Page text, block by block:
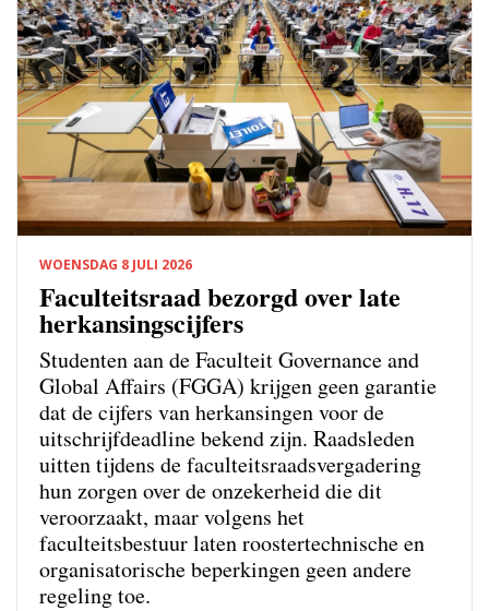
WOENSDAG 8 JULI 2026
Faculteitsraad bezorgd over late
herkansingscijfers
Studenten aan de Faculteit Governance and
Global Affairs (FGGA) krijgen geen garantie
dat de cijfers van herkansingen voor de
uitschrijfdeadline bekend zijn. Raadsleden
uitten tijdens de faculteitsraadsvergadering
hun zorgen over de onzekerheid die dit
veroorzaakt, maar volgens het
faculteitsbestuur laten roostertechnische en
organisatorische beperkingen geen andere
regeling toe.